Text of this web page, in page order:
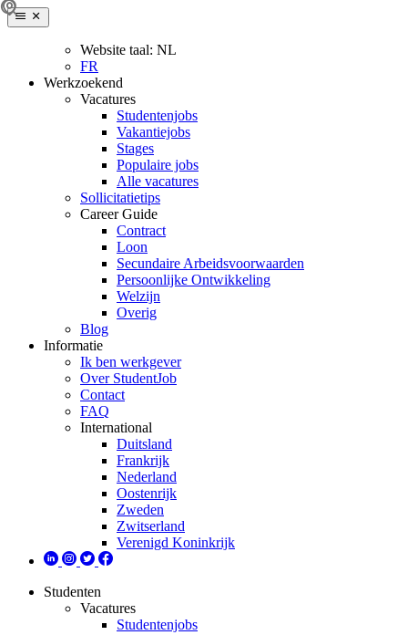
Website taal: NL
FR
Werkzoekend
Vacatures
Studentenjobs
Vakantiejobs
Stages
Populaire jobs
Alle vacatures
Sollicitatietips
Career Guide
Contract
Loon
Secundaire Arbeidsvoorwaarden
Persoonlijke Ontwikkeling
Welzijn
Overig
Blog
Informatie
Ik ben werkgever
Over StudentJob
Contact
FAQ
International
Duitsland
Frankrijk
Nederland
Oostenrijk
Zweden
Zwitserland
Verenigd Koninkrijk
Studenten
Vacatures
Studentenjobs